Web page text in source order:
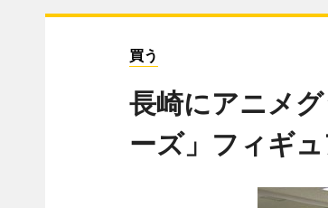
買う
長崎にアニメ
ーズ」フィギ